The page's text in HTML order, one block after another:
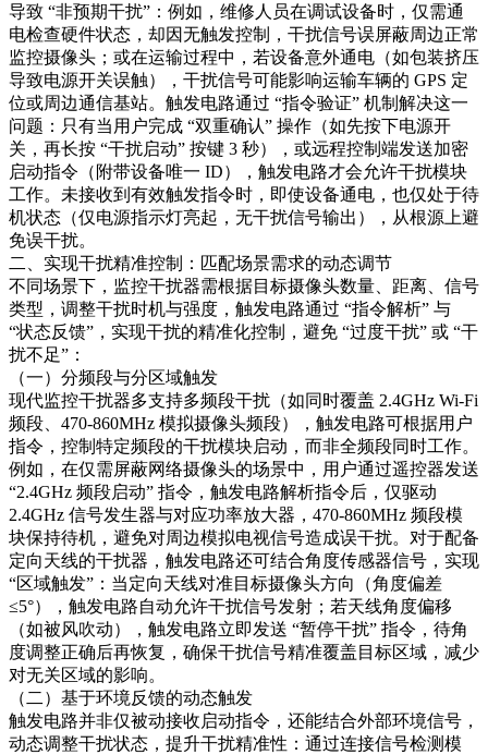
导致 “非预期干扰”：例如，维修人员在调试设备时，仅需通
电检查硬件状态，却因无触发控制，干扰信号误屏蔽周边正常
监控摄像头；或在运输过程中，若设备意外通电（如包装挤压
导致电源开关误触），干扰信号可能影响运输车辆的 GPS 定
位或周边通信基站。触发电路通过 “指令验证” 机制解决这一
问题：只有当用户完成 “双重确认” 操作（如先按下电源开
关，再长按 “干扰启动” 按键 3 秒），或远程控制端发送加密
启动指令（附带设备唯一 ID），触发电路才会允许干扰模块
工作。未接收到有效触发指令时，即使设备通电，也仅处于待
机状态（仅电源指示灯亮起，无干扰信号输出），从根源上避
免误干扰。​
二、实现干扰精准控制：匹配场景需求的动态调节​
不同场景下，监控干扰器需根据目标摄像头数量、距离、信号
类型，调整干扰时机与强度，触发电路通过 “指令解析” 与
“状态反馈”，实现干扰的精准化控制，避免 “过度干扰” 或 “干
扰不足”：​
（一）分频段与分区域触发​
现代监控干扰器多支持多频段干扰（如同时覆盖 2.4GHz Wi-Fi
频段、470-860MHz 模拟摄像头频段），触发电路可根据用户
指令，控制特定频段的干扰模块启动，而非全频段同时工作。
例如，在仅需屏蔽网络摄像头的场景中，用户通过遥控器发送
“2.4GHz 频段启动” 指令，触发电路解析指令后，仅驱动
2.4GHz 信号发生器与对应功率放大器，470-860MHz 频段模
块保持待机，避免对周边模拟电视信号造成误干扰。对于配备
定向天线的干扰器，触发电路还可结合角度传感器信号，实现
“区域触发”：当定向天线对准目标摄像头方向（角度偏差
≤5°），触发电路自动允许干扰信号发射；若天线角度偏移
（如被风吹动），触发电路立即发送 “暂停干扰” 指令，待角
度调整正确后再恢复，确保干扰信号精准覆盖目标区域，减少
对无关区域的影响。​
（二）基于环境反馈的动态触发​
触发电路并非仅被动接收启动指令，还能结合外部环境信号，
动态调整干扰状态，提升干扰精准性：通过连接信号检测模